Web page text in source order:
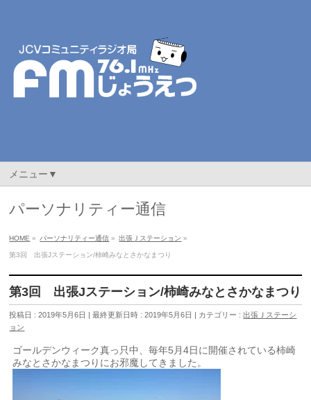
メニュー▼
パーソナリティー通信
HOME » パーソナリティー通信 » 出張Ｊステーション »
第3回 出張Jステーション/柿崎みなとさかなまつり
第3回 出張Jステーション/柿崎みなとさかなまつり
投稿日 : 2019年5月6日 最終更新日時 : 2019年5月6日 カテゴリー :出張Ｊステーシ
ョン
ゴールデンウィーク真っ只中、毎年5月4日に開催されている柿崎
みなとさかなまつりにお邪魔してきました。